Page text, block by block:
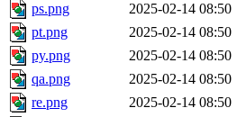
ps.png
2025-02-14 08:50
pt.png
2025-02-14 08:50
py.png
2025-02-14 08:50
qa.png
2025-02-14 08:50
re.png
2025-02-14 08:50